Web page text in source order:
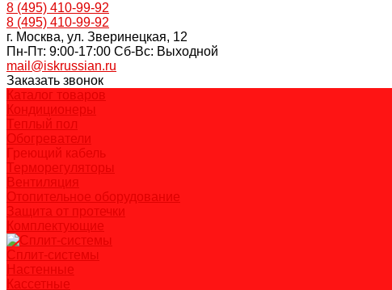
8 (495) 410-99-92
8 (495) 410-99-92
г. Москва, ул. Зверинецкая, 12
Пн-Пт: 9:00-17:00 Cб-Вс: Выходной
mail@iskrussian.ru
Заказать звонок
Каталог товаров
Кондиционеры
Теплый пол
Обогреватели
Греющий кабель
Терморегуляторы
Вентиляция
Отопительное оборудование
Защита от протечки
Комплектующие
Сплит-системы
Настенные
Кассетные